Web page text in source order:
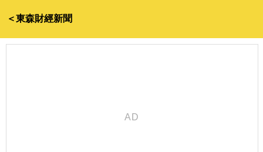
＜東森財經新聞